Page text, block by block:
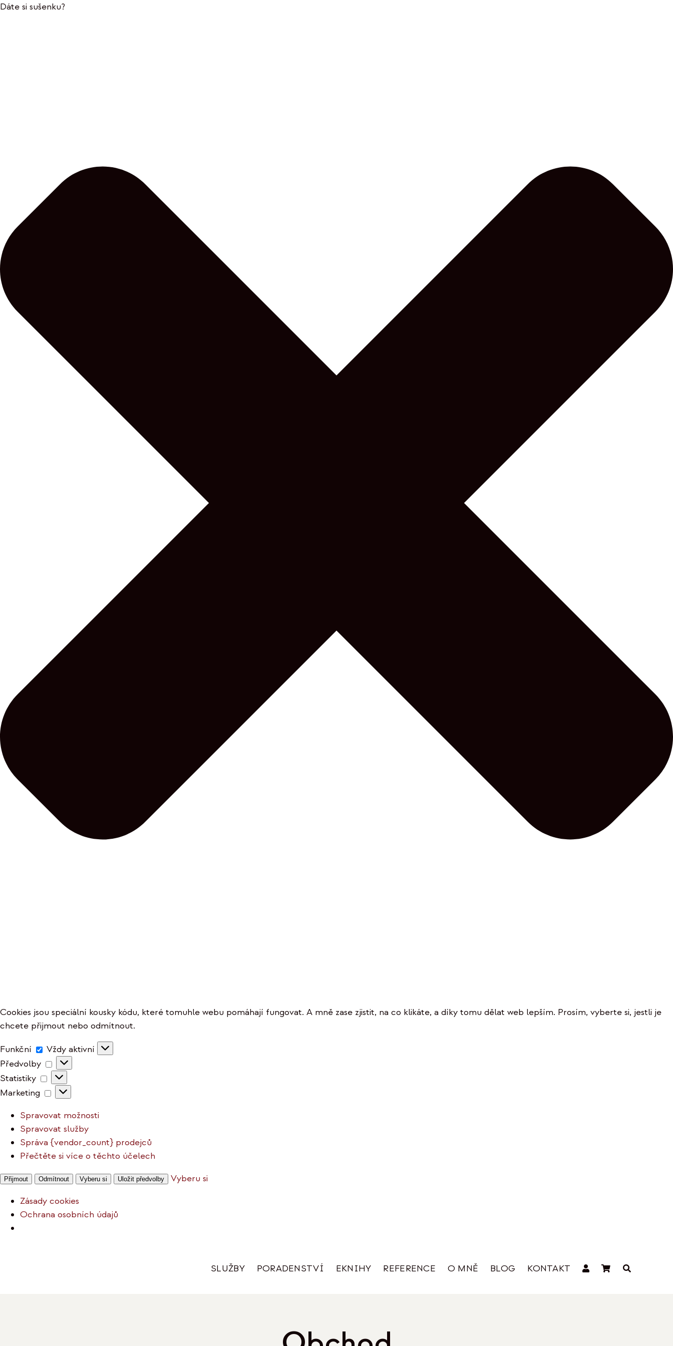
Dáte si sušenku?
Cookies jsou speciální kousky kódu, které tomuhle webu pomáhají fungovat. A mně zase zjistit, na co klikáte, a díky tomu dělat web lepším. Prosím, vyberte si, jestli je
chcete přijmout nebo odmítnout.
Funkční Funkční
Vždy aktivní
Předvolby
Předvolby
Statistiky
Statistiky
Marketing
Marketing
Spravovat možnosti
Spravovat služby
Správa {vendor_count} prodejců
Přečtěte si více o těchto účelech
Přijmout Odmítnout Vyberu si Uložit předvolby
Vyberu si
Zásady cookies
Ochrana osobních údajů
SLUŽBY PORADENSTVÍ EKNIHY REFERENCE O MNĚ BLOG KONTAKT